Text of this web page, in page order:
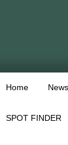
Home News
SPOT FINDER